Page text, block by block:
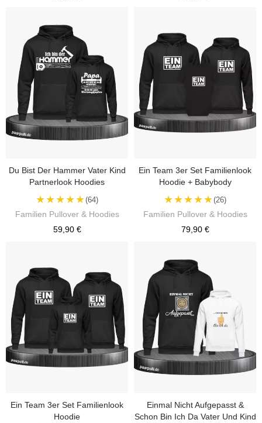
Du Bist Der Hammer Vater Kind
Partnerlook Hoodies
★★★★★(64)
Familien Pullover & Hoodies
59,90 €
Ein Team 3er Set Familienlook
Hoodie + Babybody
★★★★★(26)
Familien Pullover & Hoodies
79,90 €
Ein Team 3er Set Familienlook
Hoodie
Einmal Nicht Aufgepasst &
Schon Bin Ich Da Vater Und Kind